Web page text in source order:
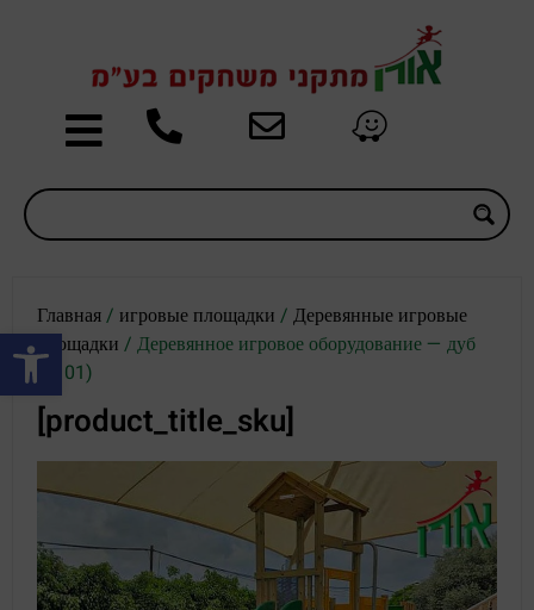
Открыть панель инструментов
Главная/ игровые площадки / Деревянные игровые
площадки / Деревянное игровое оборудование — дуб
(1101)
[product_title_sku]